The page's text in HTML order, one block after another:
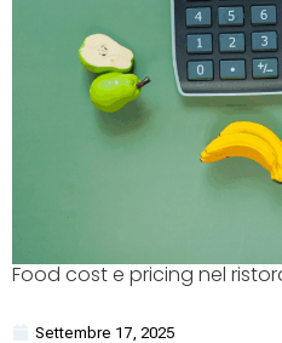
Food cost e pricing nel
Settembre 17, 2025